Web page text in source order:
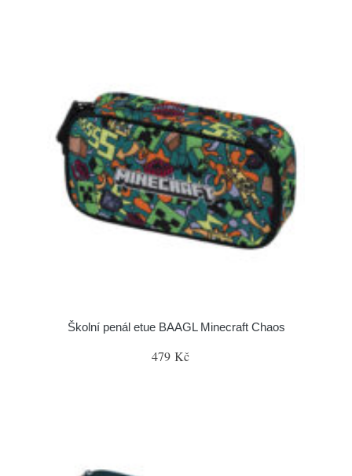
Školní penál etue BAAGL Minecraft Chaos
479 Kč